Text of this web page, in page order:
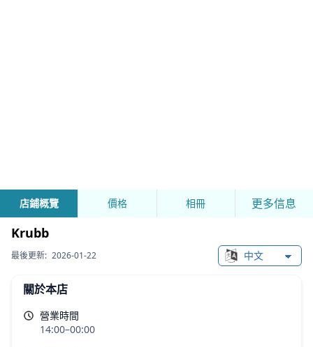
店鋪概覽 價格 相冊 更多信息
Krubb
最後更新: 2026-01-22
Change
關於本店
營業時間
14:00–00:00